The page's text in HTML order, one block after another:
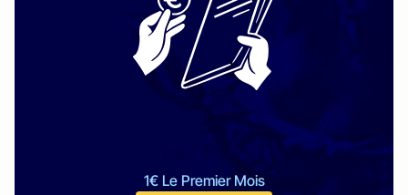
1€ Le Premier Mois